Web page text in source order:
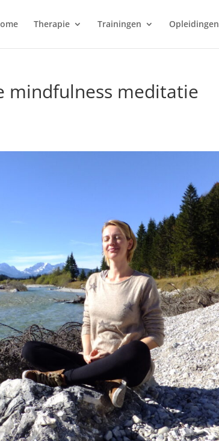
Therapie Trainingen Opleidingen
mindfulness meditatie